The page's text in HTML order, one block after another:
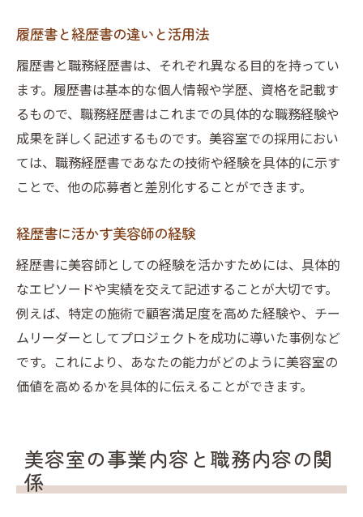
履歴書と経歴書の違いと活用法
履歴書と職務経歴書は、それぞれ異なる目的を持ってい
ます。履歴書は基本的な個人情報や学歴、資格を記載す
るもので、職務経歴書はこれまでの具体的な職務経験や
成果を詳しく記述するものです。美容室での採用におい
ては、職務経歴書であなたの技術や経験を具体的に示す
ことで、他の応募者と差別化することができます。
経歴書に活かす美容師の経験
経歴書に美容師としての経験を活かすためには、具体的
なエピソードや実績を交えて記述することが大切です。
例えば、特定の施術で顧客満足度を高めた経験や、チー
ムリーダーとしてプロジェクトを成功に導いた事例など
です。これにより、あなたの能力がどのように美容室の
価値を高めるかを具体的に伝えることができます。
美容室の事業内容と職務内容の関
係